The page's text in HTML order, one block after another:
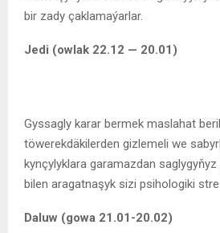
bir zady çaklamaýarlar.
Jedi (owlak 22.12 — 20.01)
Gyssagly karar bermek maslahat
töwerekdäkilerden gizlemeli we
kynçylyklara garamazdan
bilen aragatnaşyk sizi psihologiki
Daluw (gowa 21.01-20.02)